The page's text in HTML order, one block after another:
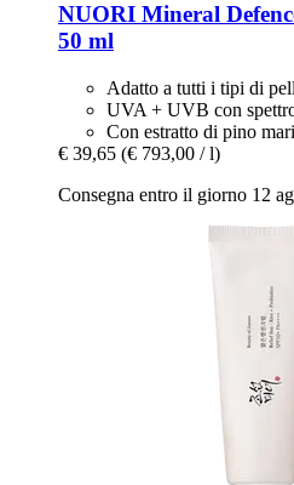
NUORI Mineral
50 ml
Adatto a tutti i tipi di
UVA + UVB con
Con estratto di pino
€ 39,65 (€ 793,00 / l)
Consegna entro il giorno 12